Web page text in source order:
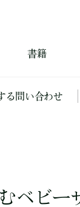
書籍
る問い合わせ
ベビー